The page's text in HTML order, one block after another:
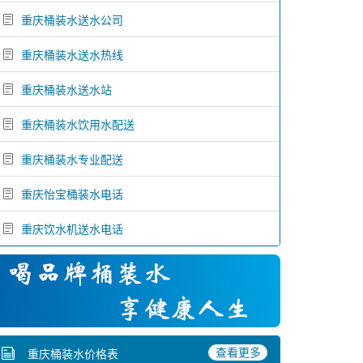
重庆桶装水送水公司
重庆桶装水送水热线
重庆桶装水送水站
重庆桶装水饮用水配送
重庆桶装水专业配送
重庆怡宝桶装水电话
重庆饮水机送水电话
重庆桶装水价格表 查看更多